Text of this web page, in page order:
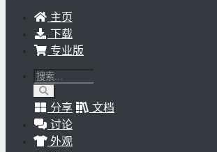
主页
下载
专业版
分享
文档
讨论
外观